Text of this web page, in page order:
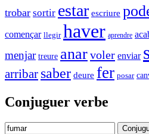
trobar sortir estar escriure
començar llegir haver aprendre
menjar treure anarvoler enviar
arribar saber deure fer posar
Conjuguer verbe